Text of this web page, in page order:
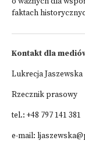
faktach
Kontakt dla
tel.: +48
e-mail: